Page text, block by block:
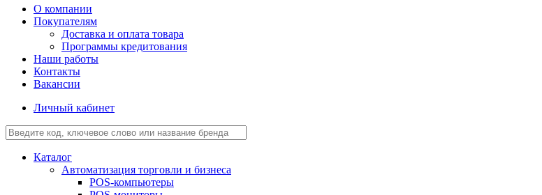
О компании
Покупателям
Доставка и оплата товара
Программы кредитования
Наши работы
Контакты
Вакансии
Личный кабинет
Каталог
Автоматизация торговли и бизнеса
POS-компьютеры